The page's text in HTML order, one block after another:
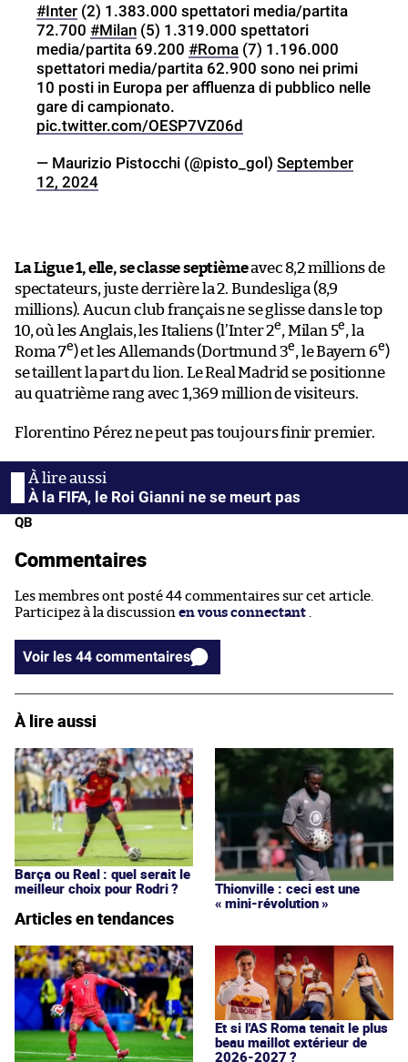
#Inter (2) 1.383.000 spettatori media/partita
72.700 #Milan (5) 1.319.000 spettatori
media/partita 69.200 #Roma (7) 1.196.000
spettatori media/partita 62.900 sono nei primi
10 posti in Europa per affluenza di pubblico nelle
gare di campionato.
pic.twitter.com/OESP7VZ06d
— Maurizio Pistocchi (@pisto_gol) September
12, 2024
La Ligue 1, elle, se classe septièmeavec 8,2 millions de
spectateurs, juste derrière la 2. Bundesliga (8,9
millions). Aucun club français ne se glisse dans le top
10, où les Anglais, les Italiens (l’Inter 2e, Milan 5e, la
Roma 7e) et les Allemands (Dortmund 3e, le Bayern 6e)
se taillent la part du lion. Le Real Madrid se positionne
au quatrième rang avec 1,369 million de visiteurs.
Florentino Pérez ne peut pas toujours finir premier.
À la FIFA, le Roi Gianni ne se meurt pas
QB
Commentaires
Les membres ont posté 44 commentaires sur cet article.
Participez à la discussion en vous connectant
Voir les 44 commentaires
À lire aussi
Barça ou Real : quel serait le
meilleur choix pour Rodri ?
Thionville : ceci est une
« mini-révolution »
Articles en tendances
Et si l'AS Roma tenait le plus
beau maillot extérieur de
2026-2027 ?